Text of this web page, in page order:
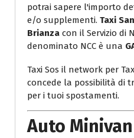
potrai sapere l'importo
e/o supplementi. Taxi
Brianza con il Servizio di
denominato NCC è una
Taxi Sos il network per
concede la possibilità di
per i tuoi spostamenti.
Auto